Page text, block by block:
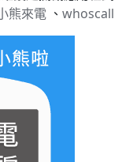
熊來電 、 whoscall